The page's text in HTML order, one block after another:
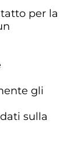
per la
gli
sulla